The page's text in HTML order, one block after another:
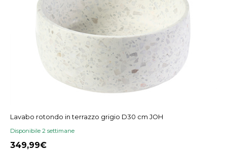
Lavabo rotondo in terrazzo grigio D30 cm JOH
Disponibile 2 settimane
349,99